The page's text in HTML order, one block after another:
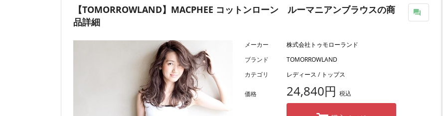
【TOMORROWLAND】MACPHEE コットンローン ルーマニアンブラウスの商
品詳細
メーカー
株式会社トゥモローランド
ブランド
TOMORROWLAND
カテゴリ
レディース / トップス
価格 24,840円 税込